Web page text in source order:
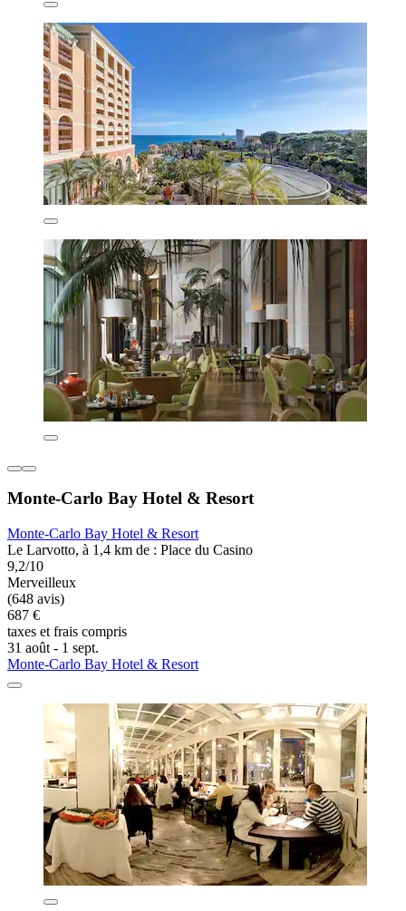
Monte-Carlo Bay Hotel & Resort
Monte-Carlo Bay Hotel & Resort
Le Larvotto, à 1,4 km de : Place du Casino
9,2/10
Merveilleux
(648 avis)
687 €
taxes et frais compris
31 août - 1 sept.
Monte-Carlo Bay Hotel & Resort